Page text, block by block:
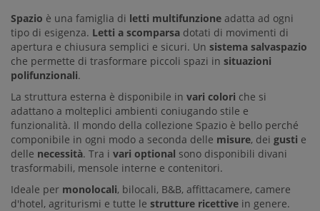
Spazio è una famiglia di letti multifunzione adatta ad ogni
tipo di esigenza. Letti a scomparsa dotati di movimenti di
apertura e chiusura semplici e sicuri. Un sistema salvaspazio
che permette di trasformare piccoli spazi in situazioni
polifunzionali.
La struttura esterna è disponibile in vari colori che si
adattano a molteplici ambienti coniugando stile e
funzionalità. Il mondo della collezione Spazio è bello perché
componibile in ogni modo a seconda delle misure, dei gusti e
delle necessità. Tra i vari optional sono disponibili divani
trasformabili, mensole interne e contenitori.
Ideale per monolocali, bilocali, B&B, affittacamere, camere
d'hotel, agriturismi e tutte le strutture ricettive in genere.